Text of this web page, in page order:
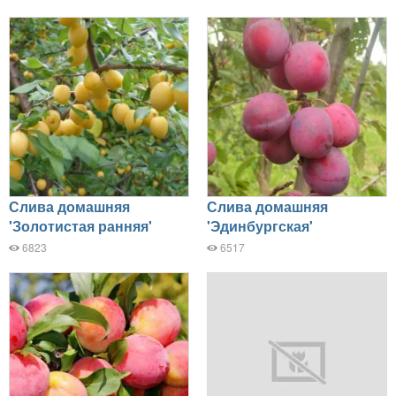
Слива домашняя
'Золотистая ранняя'
6823
Слива домашняя
'Эдинбургская'
6517